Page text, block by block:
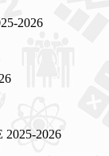
2026
2026